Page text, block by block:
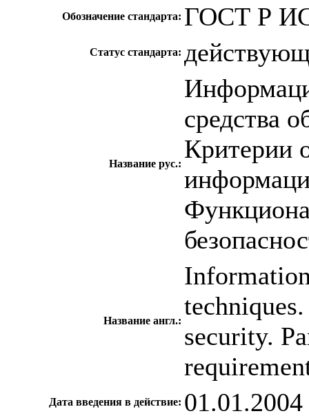
Обозначение стандарта: ГОСТ Р
Статус стандарта:
Название рус.:
средства
Критерии
Название англ.:
security.
Дата введения в действие: 01.01.2004